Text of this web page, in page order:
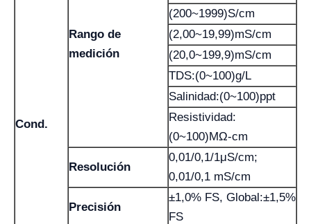
Cond.
Rango de
medición
(200~1999)S/cm
(2,00~19,99)mS/cm
(20,0~199,9)mS/cm
TDS:(0~100)g/L
Salinidad:(0~100)ppt
Resistividad:
(0~100)MΩ-cm
Resolución
0,01/0,1/1μS/cm;
0,01/0,1 mS/cm
Precisión
±1,0% FS, Global:±1,5%
FS